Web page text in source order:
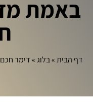
באמת
דף הבית»בלוג»דימר